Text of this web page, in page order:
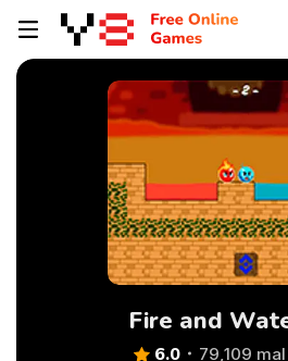
Fire and
6.0 79,109